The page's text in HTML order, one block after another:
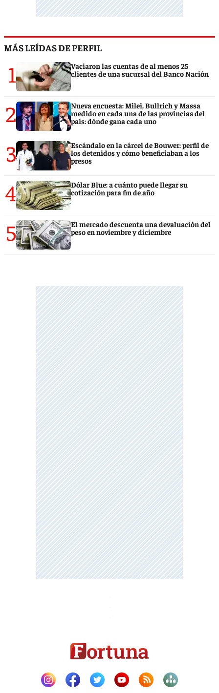
MÁS LEÍDAS DE PERFIL
1
Vaciaron las cuentas de al menos 25
clientes de una sucursal del Banco Nación
2
Nueva encuesta: Milei, Bullrich y Massa
medido en cada una de las provincias del
país: dónde gana cada uno
3
Escándalo en la cárcel de Bouwer: perfil de
los detenidos y cómo beneficiaban a los
presos
4
Dólar Blue: a cuánto puede llegar su
cotización para fin de año
5
El mercado descuenta una devaluación del
peso en noviembre y diciembre